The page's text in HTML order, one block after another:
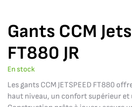
Gants CCM
FT880 JR
En stock
Les gants CCM JETSPEED FT880
haut niveau, un confort supérieur